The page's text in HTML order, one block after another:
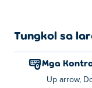
Tungkol sa
Mga
Up arrow,